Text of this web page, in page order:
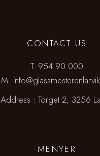
CONTACT US
T. 954 90 000
M.
Address :Torget 2, 3256
MENYER